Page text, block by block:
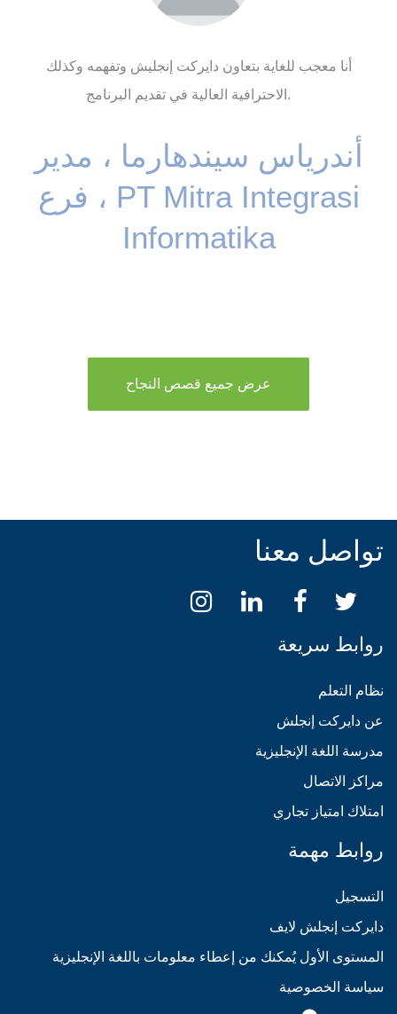
أنا معجب للغاية بتعاون دايركت إنجليش وتفهمه وكذلك
الاحترافية العالية في تقديم البرنامج.
أندرياس سيندهارما ، مدير
فرع ، PT Mitra Integrasi
Informatika
عرض جميع قصص النجاح
تواصل معنا
روابط سريعة
نظام التعلم
عن دايركت إنجلش
مدرسة اللغة الإنجليزية
مراكز الاتصال
امتلاك امتياز تجاري
روابط مهمة
التسجيل
دايركت إنجلش لايف
المستوى الأول يُمكنك من إعطاء معلومات باللغة الإنجليزية
سياسة الخصوصية